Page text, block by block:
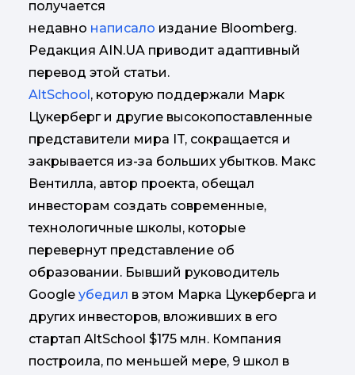
получается
недавно написало издание Bloomberg.
Редакция AIN.UA приводит адаптивный
перевод этой статьи.
AltSchool, которую поддержали Марк
Цукерберг и другие высокопоставленные
представители мира IT, сокращается и
закрывается из-за больших убытков. Макс
Вентилла, автор проекта, обещал
инвесторам создать современные,
технологичные школы, которые
перевернут представление об
образовании. Бывший руководитель
Google убедил в этом Марка Цукерберга и
других инвесторов, вложивших в его
стартап AltSchool $175 млн. Компания
построила, по меньшей мере, 9 школ в